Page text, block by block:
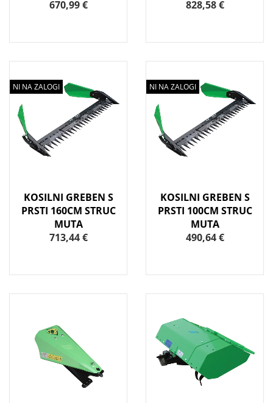
670,99 €
828,58 €
NI NA ZALOGI
KOSILNI GREBEN S
PRSTI 160CM STRUC
MUTA
713,44 €
NI NA ZALOGI
KOSILNI GREBEN S
PRSTI 100CM STRUC
MUTA
490,64 €